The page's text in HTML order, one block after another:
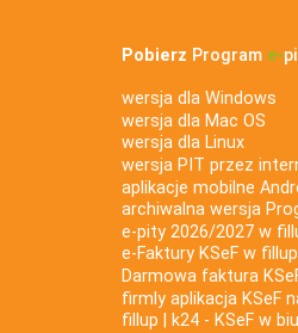
Pobierz Program e‑
wersja dla Windows
wersja dla Mac OS
wersja dla Linux
wersja PIT przez
aplikacje mobilne
archiwalna wersja
e-pity 2026/2027 w
e‑Faktury KSeF w fillup
Darmowa faktura
firmly aplikacja KSeF
fillup | k24 - KSeF w